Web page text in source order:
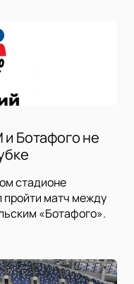
Ботафого не
стадионе
матч между
«Ботафого».